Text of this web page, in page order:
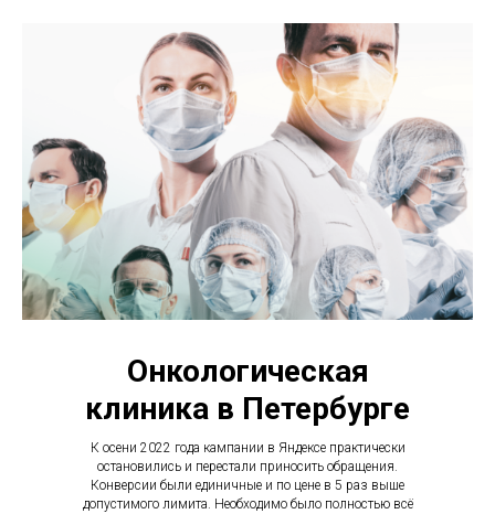
Онкологическая
клиника в Петербурге
К осени 2022 года кампании в Яндексе практически
остановились и перестали приносить обращения.
Конверсии были единичные и по цене в 5 раз выше
допустимого лимита. Необходимо было полностью всё